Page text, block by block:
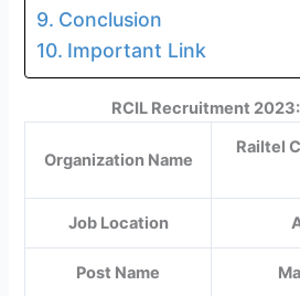
Conclusion
Important Link
RCIL Recruitment
Organization Name
Railtel
Job Location
Post Name